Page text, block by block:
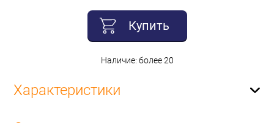
Купить
Наличие: более 20
Характеристики